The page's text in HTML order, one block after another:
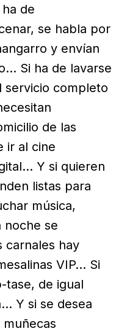
de
se habla por
y envían
Si ha de lavarse
servicio completo
de las
ir al cine
Y si quieren
listas para
música,
noche se
carnales hay
VIP… Si
tase, de igual
Y si se desea